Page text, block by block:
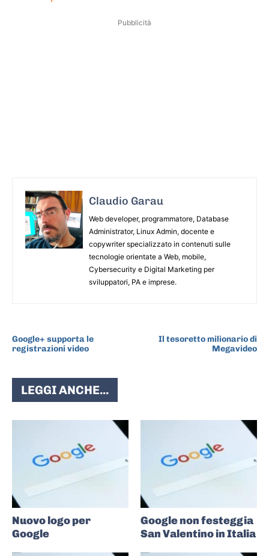
Pubblicità
Claudio Garau
Web developer, programmatore, Database
Administrator, Linux Admin, docente e
copywriter specializzato in contenuti sulle
tecnologie orientate a Web, mobile,
Cybersecurity e Digital Marketing per
sviluppatori, PA e imprese.
Google+ supporta le
registrazioni video
Il tesoretto milionario di
Megavideo
LEGGI ANCHE...
Nuovo logo per
Google
Google non festeggia
San Valentino in Italia